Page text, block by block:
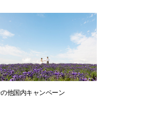
の他国内キャンペーン